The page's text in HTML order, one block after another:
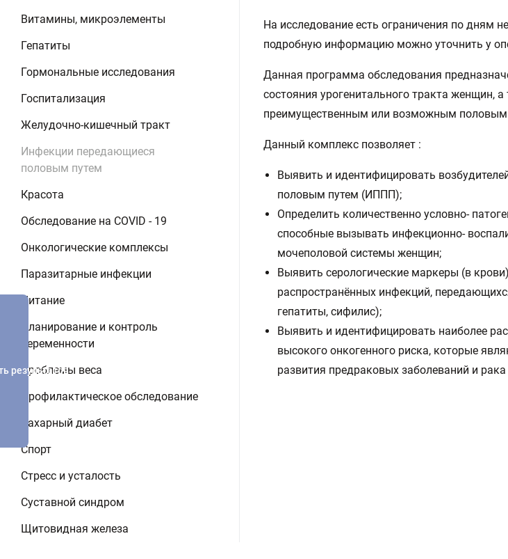
Витамины, микроэлементы
Гепатиты
Гормональные исследования
Госпитализация
Желудочно-кишечный тракт
Инфекции передающиеся
половым путем
Красота
Обследование на COVID - 19
Онкологические комплексы
Паразитарные инфекции
Питание
Планирование и контроль
беременности
Проблемы веса
Профилактическое обследование
Сахарный диабет
Спорт
Стресс и усталость
Суставной синдром
Щитовидная железа
На исследование есть ограничения по дням
подробную информацию можно уточнить у
Данная программа обследования
состояния урогенитального тракта женщин,
преимущественным или возможным половым
Данный комплекс позволяет :
Выявить и идентифицировать
половым путем (ИППП);
Определить количественно условно-
способные вызывать инфекционно-
мочеполовой системы женщин;
Выявить серологические маркеры (в
распространённых инфекций,
гепатиты, сифилис);
Выявить и идентифицировать наиболее
высокого онкогенного риска, которые
развития предраковых заболеваний и
результатов